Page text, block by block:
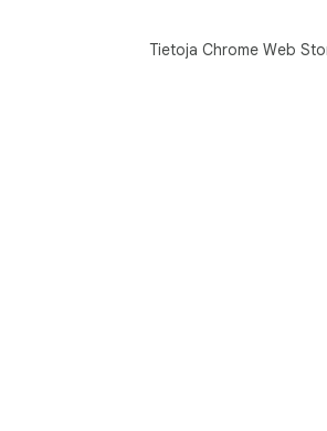
Tietoja Chrome Web